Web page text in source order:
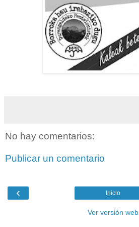
No hay comentarios:
Publicar un comentario
‹ Inicio
Ver versión web